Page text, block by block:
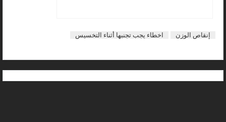
إنقاص الوزن اخطاء يجب تجنبها أثناء التخسيس